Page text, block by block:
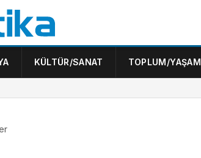
KÜLTÜR/SANAT TOPLUM/YAŞAM